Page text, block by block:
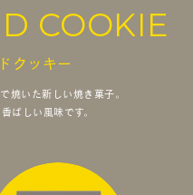
COOKIE
クッキー
焼いた新しい焼き菓子。
ばしい風味です。